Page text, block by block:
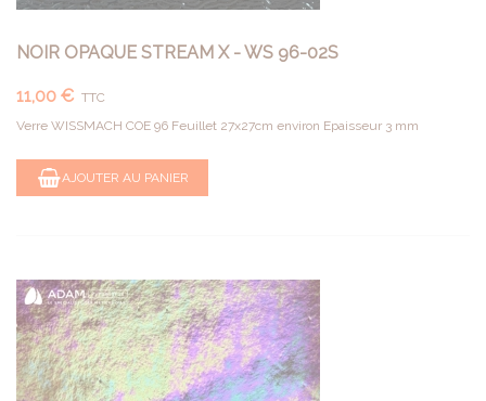
NOIR OPAQUE STREAM X - WS 96-02S
11,00 € TTC
Verre WISSMACH COE 96 Feuillet 27x27cm environ Epaisseur 3 mm
AJOUTER AU PANIER